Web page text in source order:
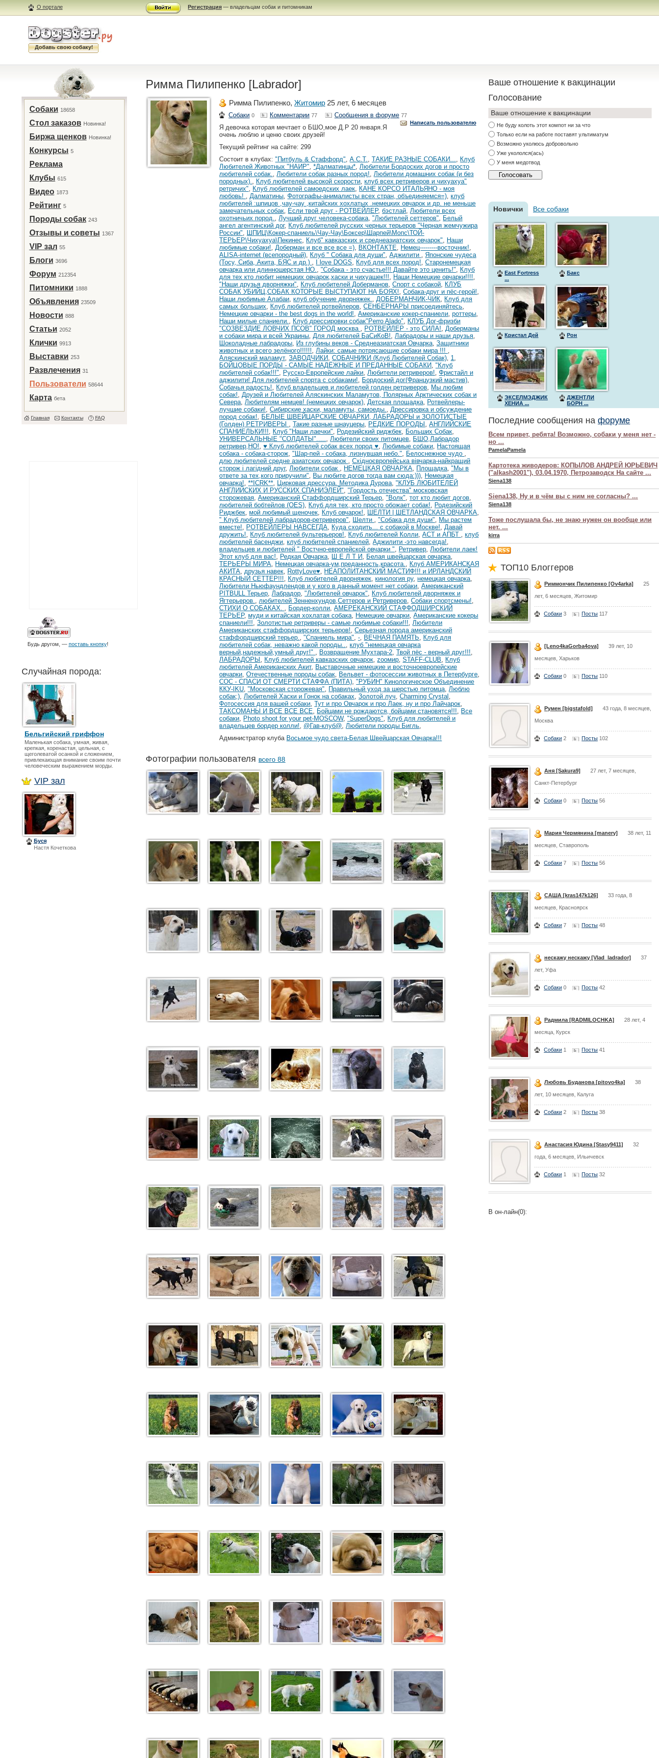
О портале Регистрация — владельцам собак и питомникам
Добавь свою собаку!
Собаки 18658
Стол заказов Новинка!
Биржа щенков Новинка!
Конкурсы 5
Реклама
Клубы 615
Видео 1873
Рейтинг 5
Породы собак 243
Отзывы и советы 1367
VIP зал 55
Блоги 3696
Форум 212354
Питомники 1888
Объявления 23509
Новости 888
Статьи 2052
Клички 9913
Выставки 253
Развлечения 31
Пользователи 58644
Карта бета
Главная Контакты FAQ
Будь другом, — поставь кнопку!
Случайная порода:
Бельгийский гриффон
Маленькая собака, умная, живая,
крепкая, коренастая, цельная, с
щеголеватой осанкой и сложением,
привлекающая внимание своим почти
человеческим выражением морды.
VIP зал
Буся
Настя Кочеткова
Римма Пилипенко [Labrador]
Римма Пилипенко,Житомир 25 лет, 6 месяцев
Собаки 0 Комментарии 77 Сообщения в форуме 77
Написать пользователю
Я девочка которая мечтает о БШО,мое Д.Р 20 января.Я
очень люблю и ценю своих друзей!
Текущий рейтинг на сайте: 299
Состоит в клубах:"Питбуль & Cтаффорд",А.С.Т.,ТАКИЕ РАЗНЫЕ СОБАКИ..., Клуб
Любителей Животных "НАИР",*Далматинцы*,Любители Бордоских догов и просто
любителей собак.,Любители собак разных пород!,Любители домашних собак (и без
породных)., Клуб любителей высокой скорости,клуб всех ретриверов и чихуахуа"
ретричих", Клуб любителей самоедских лаек, КАНЕ КОРСО ИТАЛЬЯНО - моя
любовь! ,Далматины,Фотографы-анималисты всех стран, объединяемся=),клуб
любителей :шпицов ,чау-чау ,китайских хохлатых .немецких овчарок и др. не меньше
замечательных собак, Если твой друг - РОТВЕЙЛЕР,бэстлай,Любители всех
охотничьих пород.,Лучший друг человека-собака,"Любителей сеттеров", Белый
ангел агентинский дог, Клуб любителей русских черных терьеров "Черная жемчужира
России", ШПИЦ\Кокер-спаниель\Чау-Чау\Боксер\Шарпей\Мопс\ТОЙ-
ТЕРЬЕР\Чихуахуа\Пекинес, Клуб" кавказских и среднеазиатских овчарок", Наши
любимые собаки!,Доберман и все все все =), ВКОНТАКТЕ, Немец---------восточник!,
ALISA-internet (всепородный), Клуб " Собака для души",Аджилити ,Японские чудеса
(Тосу, Сиба, Акита, БЯС и др.) , I love DOGS, Клуб для всех пород!,Старонемецкая
овчарка или длинношерстая НО.,"Собака - это счастье!!! Давайте это ценить!", Клуб
для тех кто любит немецких овчарок,хаски и чихуашек!!!, Наши Немецкие овчарки!!!!,
"Наши друзья дворняжки", Клуб любителей Доберманов,Спорт с собакой, КЛУБ
СОБАК УБИЙЦ,СОБАК КОТОРЫЕ ВЫСТУПАЮТ НА БОЯХ!,Собака-друг и пёс-герой!,
Наши любимые Алабаи,клуб обучение дворняжек.,ДОБЕРМАНЧИК-ЧИК, Клуб для
самых больших, Клуб любителей ротвейлеров,СЕНБЕРНАРЫ присоединяйтесь,
Немецкие овчарки - the best dogs in the world!,Американские кокер-спаниели,роттеры,
Наши милые спаниели., Клуб дрессировки собак"Perro Alado", КЛУБ Дог-фризби
"СОЗВЕЗДИЕ ЛОВЧИХ ПСОВ" ГОРОД москва , РОТВЕЙЛЕР - это СИЛА!,Доберманы
и собаки мира и всей Украины,Для любителей БаСиКоВ!,Лабрадоры и наши друзья,
Шоколадные лабрадоры, Из глубины веков - Среднеазиатская Овчарка,Защитники
животных и всего зелёного!!!!!!,Лайки: самые потрясающие собаки мира !!! ,
Аляскинский маламут,ЗАВОДЧИКИ,СОБАЧНИКИ (Клуб Любителей Собак), 1,
БОЙЦОВЫЕ ПОРДЫ - САМЫЕ НАДЁЖНЫЕ И ПРЕДАННЫЕ СОБАКИ,"Клуб
любителей собак!!!", Русско-Европейские лайки,Любители ретриверов!,Фристайл и
аджилити! Для любителей спорта с собаками!, Бордоский дог(Французкий мастив),
Собачья радость!, Клуб владельцев и любителей голден ретриверов, Мы любим
собак!,Друзей и Любителей Аляскинских Маламутов, Полярных Арктических собак и
Севера,Любителям немцев! (немецких овчарок),Детская площадка, Ротвейлеры-
лучшие собаки!,Сибирские хаски, маламуты, самоеды.,Дрессировка и обсуждение
пород собак!, БЕЛЫЕ ШВЕЙЦАРСКИЕ ОВЧАРКИ, ЛАБРАДОРЫ и ЗОЛОТИСТЫЕ
(Голден) РЕТРИВЕРЫ ,Такие разные шнауцеры, РЕДКИЕ ПОРОДЫ ,АНГЛИЙСКИЕ
СПАНИЕЛЬКИ!!!, Клуб "Наши лаечки", Родезийский риджбек, Больших Собак,
УНИВЕРСАЛЬНЫЕ "СОЛДАТЫ".....,Любители своих питомцев, БШО,Лабрадор
ретривер,НО!,♥ Клуб любителей собак всех пород ♥,Любимые собаки, Настоящая
собака - собака-сторож,"Шар-пей - собака, лизнувшая небо.", Белоснежное чудо ,
длю любителей средне азиатских овчарок ,Східноєвропейська вівчарка-найкращий
сторож і лагідний друг,Любители собак , НЕМЕЦКАЯ ОВЧАРКА, Площадка,"Мы в
ответе за тех,кого приручили", Вы любите догов тогда вам сюда:))), Немецкая
овчарка!,**ICRK**, Цирковая дрессура. Методика Дурова,"КЛУБ ЛЮБИТЕЛЕЙ
АНГЛИЙСКИХ И РУССКИХ СПАНИЭЛЕЙ","Гордость отечества" московская
сторожевая,Американский Стаффордширский Терьер,"Волк",тот кто любит догов,
любителей бобтейлов (OES), Клуб для тех, кто просто обожает собак!, Родезийский
Риджбек,мой любимый щеночек, Клуб овчарок!, ШЕЛТИ | ШЕТЛАНДСКАЯ ОВЧАРКА,
" Клуб любителей лабрадоров-ретриверов", Шелти ,"Собака для души", Мы растем
вместе!, РОТВЕЙЛЕРЫ НАВСЕГДА, Куда сходить... с собакой в Москве!,Давай
дружить!, Клуб любителей бультерьеров!, Клуб любителей Колли,АСТ и АПБТ ,клуб
любителей басенджи,клуб любителей спаниелей,Аджилити -это навсегда!,
владельцев и любителей " Востчно-европейской овчарки ", Ретривер,Любители лаек!
Этот клуб для вас!, Редкая Овчарка, Ш Е Л Т И, Белая швейцарская овчарка,
ТЕРЬЕРЫ МИРА, Немецкая овчарка-ум,преданность,красота., Клуб АМЕРИКАНСКАЯ
АКИТА,друзья навек, RottyLove♥, НЕАПОЛИТАНСКИЙ МАСТИФ!!! и ИРЛАНДСКИЙ
КРАСНЫЙ СЕТТЕР!!!, Клуб любителей дворняжек,кинология ру,немецкая овчарка,
Любители Ньюфаундлендов и у кого в данный момент нет собаки,Американский
PITBULL Терьер,Лабрадор,"Любителей овчарок", Клуб любителей дворняжек и
Ягтерьеров.,любителей Зенненхундов,Сеттеров и Ретриверов,Собаки спортсмены!,
СТИХИ О СОБАКАХ. , Бордер-колли,АМЕРЕКАНСКИЙ СТАФФОДШИРСКИЙ
ТЕРЬЕР,муди и китайская хохлатая собака, Немецкие овчарки,Американские кокеры
спаниели!!!,Золотистые ретриверы - самые любимые собаки!!!,Любители
Американских стаффордширских терьеров!,Серьезная порода американский
стаффордширский терьер.,"Спаниель мира",-, ВЕЧНАЯ ПАМЯТЬ, Клуб для
любителей собак, неважно какой породы..,клуб "немецкая овчарка
верный,надежный,умный друг!" , Возвращение Мухтара-2,Твой пёс - верный друг!!!,
ЛАБРАДОРЫ , Клуб любителей кавказских овчарок,zooмир,STAFF-CLUB, Клуб
любителей Американских Акит, Выставочные немецкие и восточноевропейские
овчарки,Отечественные породы собак, Вельвет - фотосессии животных в Петербурге,
СОС - СПАСИ ОТ СМЕРТИ СТАФФА (ПИТА),"РУБИН" Кинологическое Объединение
ККУ-IKU,"Московская сторожевая", Правильный уход за шерстью питомца,Люблю
собак;),Любителей Хаски и Гонок на собаках,Золотой луч,Charming Crystal ,
Фотосессия для вашей собаки,Тут и про Овчарок и про Лаек, ну и про Лайчарок,
ТАКСОМАНЫ И ВСЕ ВСЕ ВСЕ, Бойцами не рождаются, бойцами становятся!!!, Все
собаки, Photo shoot for your pet-MOSCOW,"SuperDogs", Клуб для любителей и
владельцев бордер колли!, @Гав-клуб@,Любители породы Бигль,
Администратор клуба Восьмое чудо света-Белая Швейцарская Овчарка!!!
Фотографии пользователя всего 88
Ваше отношение к вакцинации
Голосование
Ваше отношение к вакцинации
Не буду колоть этот компот ни за что
Только если на работе поставят ультиматум
Возможно уколюсь добровольно
Уже укололся(ась)
У меня медотвод
Новички Все собаки
East Fortress
...
Бакс
Кристал Дей Рон
ЭКСЕЛМЭДЖИК
ХЕНИА ...
ДЖЕНТЛИ
БОРН ...
Последние сообщения нафоруме
Всем привет, ребята! Возможно, собаки у меня нет -
но ...
PamelaPamela
Картотека живодеров: КОПЫЛОВ АНДРЕЙ ЮРЬЕВИЧ
("alkash2001"), 03.04.1970, Петрозаводск На сайте ...
Siena138
Siena138, Ну и в чём вы с ним не согласны? ...
Siena138
Тоже послушала бы, не знаю нужен он вообще или
нет. ...
kirra
ТОП10 Блоггеров
Риммончик Пилипенко [Ov4arka] 25
лет, 6 месяцев, Житомир
Собаки 3 Посты 117
[Leno4kaGorba4ova] 39 лет, 10
месяцев, Харьков
Собаки 0 Посты 110
Румен [bigstafold] 43 года, 8 месяцев,
Москва
Собаки 2 Посты 102
Аня [Sakura9] 27 лет, 7 месяцев,
Санкт-Петербург
Собаки 0 Посты 56
Мария Чермянина [manery] 38 лет, 11
месяцев, Ставрополь
Собаки 7 Посты 56
САША [kras147k126] 33 года, 8
месяцев, Красноярск
Собаки 7 Посты 48
нескажу нескажу [Vlad_ladrador] 37
лет, Уфа
Собаки 0 Посты 42
Радмила [RADMILOCHKA] 28 лет, 4
месяца, Курск
Собаки 1 Посты 41
Любовь Буданова [pitovo4ka] 38
лет, 10 месяцев, Калуга
Собаки 2 Посты 38
Анастасия Юдина [Stasy9411] 32
года, 6 месяцев, Ильичевск
Собаки 1 Посты 32
В он-лайн(0):